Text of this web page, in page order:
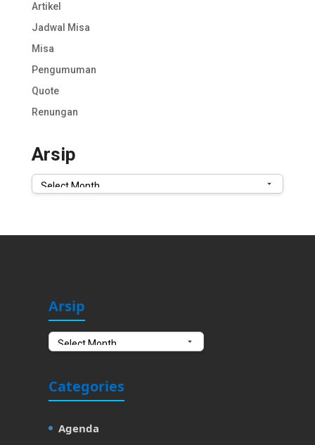
Artikel
Jadwal Misa
Misa
Pengumuman
Quote
Renungan
Arsip
Arsip
ArsipArsip
Categories
Agenda